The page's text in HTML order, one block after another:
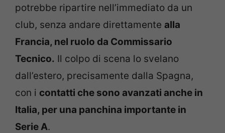
potrebbe ripartire nell’immediato da un
club, senza andare direttamente alla
Francia, nel ruolo da Commissario
Tecnico. Il colpo di scena lo svelano
dall’estero, precisamente dalla Spagna,
con i contatti che sono avanzati anche in
Italia, per una panchina importante in
Serie A.